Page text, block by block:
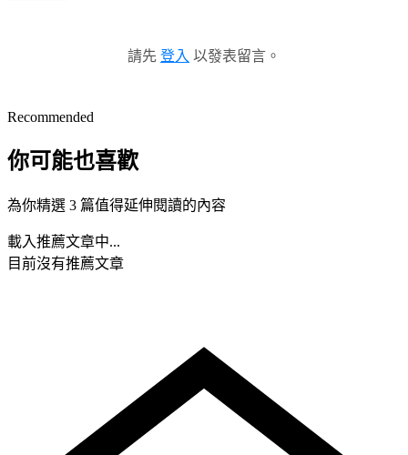
請先 登入 以發表留言。
Recommended
你可能也喜歡
為你精選 3 篇值得延伸閱讀的內容
載入推薦文章中...
目前沒有推薦文章